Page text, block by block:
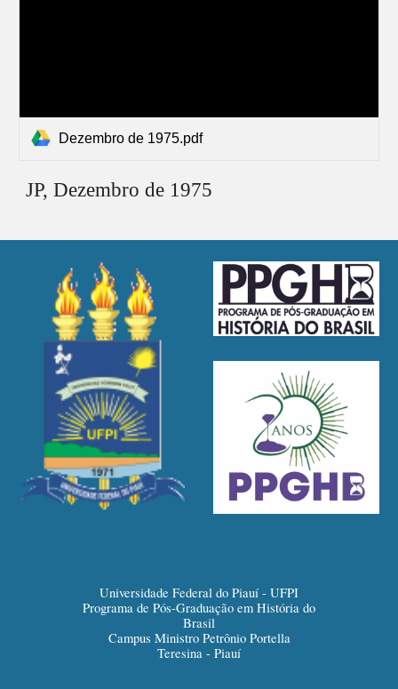
Dezembro de 1975.pdf
JP, Dezembro de 1975
Universidade Federal do Piauí - UFPI
Programa de Pós-Graduação em História do
Brasil
Campus Ministro Petrônio Portella
Teresina - Piauí